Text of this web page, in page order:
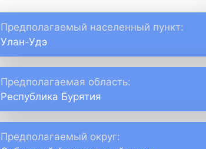
Предполагаемый населенный пункт:
Улан-Удэ
Предполагаемая область:
Республика Бурятия
Предполагаемый округ: